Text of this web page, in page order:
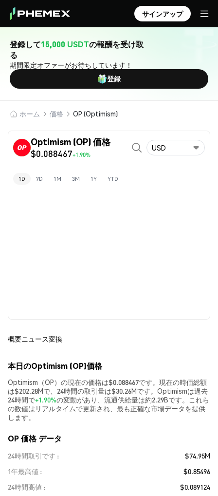
サインアップ
登録して15,000 USDTの報酬を受け取
る
期間限定オファーがお待ちしています！
登録
ホーム 価格 OP (Optimism)
Optimism (OP) 価格
$0.088467+1.90%
USD
1D 7D 1M 3M 1Y YTD
概要ニュース変換
本日のOptimism (OP)価格
Optimism（OP）の現在の価格は$0.088467です。現在の時価総額
は$202.28Mで、24時間の取引量は$30.26Mです。Optimismは過去
24時間で+1.90%の変動があり、流通供給量は約2.29Bです。これら
の数値はリアルタイムで更新され、最も正確な市場データを提供
します。
OP 価格 データ
24時間取引です
$74.95M
1年最高値
$0.85496
24時間高値
$0.089124